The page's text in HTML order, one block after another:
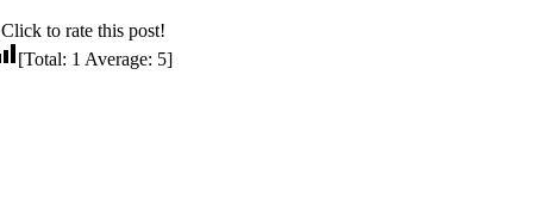
Click to rate this post!
[Total: 1 Average: 5]